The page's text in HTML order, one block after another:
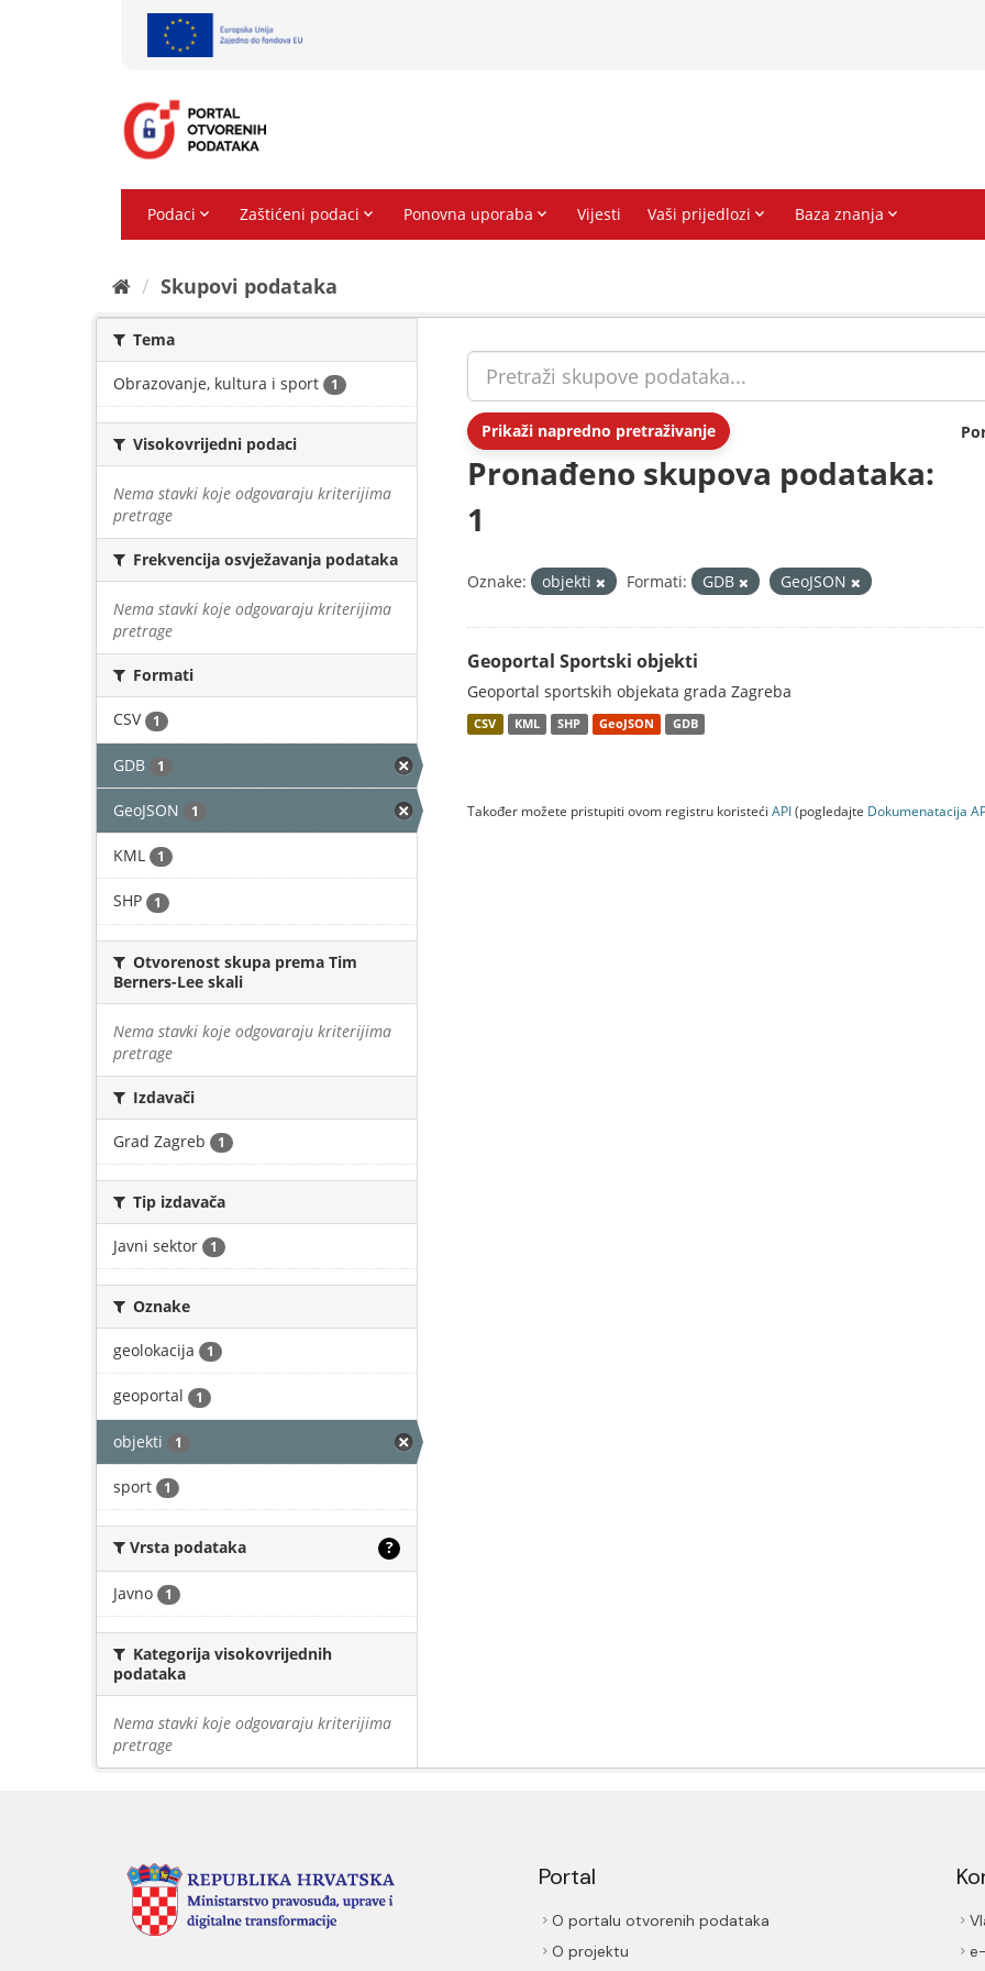
Skupovi podаtаkа
Tema
Obrazovanje, kultura i sport 1
Visokovrijedni podaci
Nema stavki koje odgovaraju kriterijima
pretrage
Frekvencija osvježavanja podataka
Nema stavki koje odgovaraju kriterijima
pretrage
Formati
CSV 1
GDB 1
GeoJSON 1
KML 1
SHP 1
Otvorenost skupa prema Tim
Berners-Lee skali
Nema stavki koje odgovaraju kriterijima
pretrage
Izdavači
Grad Zagreb 1
Tip izdavača
Javni sektor 1
Oznake
geolokacija 1
geoportal 1
objekti 1
sport 1
Vrsta podataka ?
Javno 1
Kategorija visokovrijednih
podataka
Nema stavki koje odgovaraju kriterijima
pretrage
Prikaži napredno pretraživanje
Pronađeno skupova podataka:
1
Oznake: objekti Formati: GDB GeoJSON
Geoportal Sportski objekti
Geoportal sportskih objekata grada Zagreba
CSV KML SHP GeoJSON GDB
Također možete pristupiti ovom registru koristeći API(pogledajte Dokumenаtаcijа